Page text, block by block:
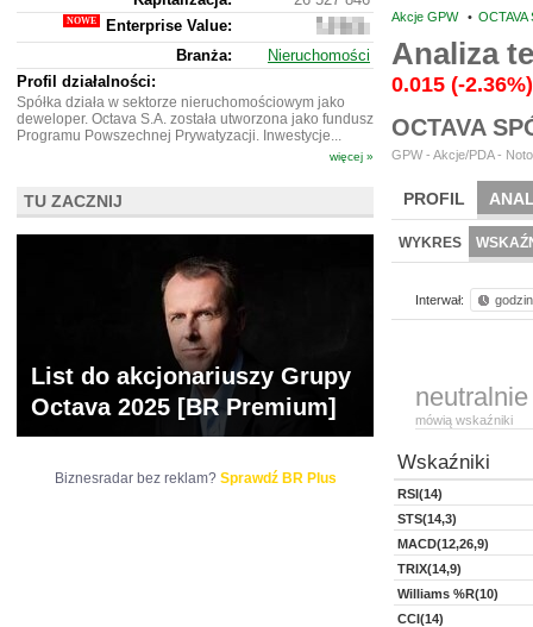
Akcje GPW • OCTAVA
Analiza
0.015 (-2.36%)
OCTAVA
GPW - Akcje/PDA -
PROFIL
BR LAB
WYKRES
Interwał:
neutralnie
mówią wskaźniki
Wskaźniki
RSI(14)
STS(14,3)
MACD(12,26,9)
TRIX(14,9)
Williams %R(10)
CCI(14)
Enterprise Value:
34
187
846
Branża:
Nieruchomości
Profil działalności:
Spółka działa w sektorze nieruchomościowym jako
deweloper. Octava S.A. została utworzona jako fundusz
Programu Powszechnej Prywatyzacji. Inwestycje...
więcej »
TU ZACZNIJ
List do akcjonariuszy Grupy
Octava 2025 [BR Premium]
Biznesradar bez reklam? Sprawdź BR Plus